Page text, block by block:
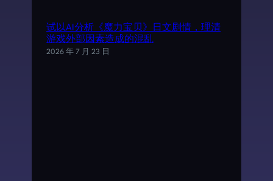
试以AI分析《魔力宝贝》日文剧情，理清
游戏外部因素造成的混乱
2026 年 7 月 23 日